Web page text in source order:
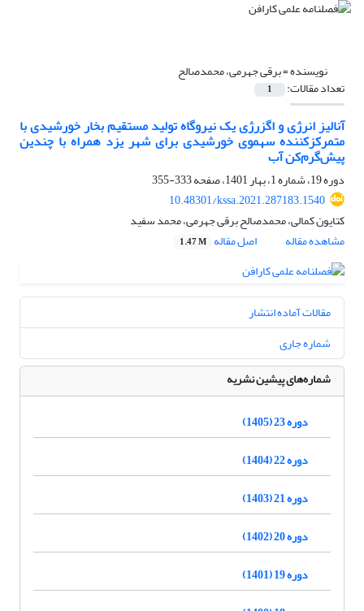
نویسنده =برقی جهرمی، محمدصالح
تعداد مقالات: 1
آنالیز انرژی و اگزرژی یک نیروگاه تولید مستقیم بخار خورشیدی با
متمرکزکننده سهموی خورشیدی برای شهر یزد همراه با چندین
پیش‌گرم‌کن آب
دوره 19، شماره 1، بهار 1401، صفحه
333-355
10.48301/kssa.2021.287183.1540
کتایون کمالی، محمدصالح برقی جهرمی، محمد سفید
مشاهده مقاله
اصل مقاله 1.47 M
مقالات آماده انتشار
شماره جاری
شماره‌های پیشین نشریه
دوره 23 (1405)
دوره 22 (1404)
دوره 21 (1403)
دوره 20 (1402)
دوره 19 (1401)